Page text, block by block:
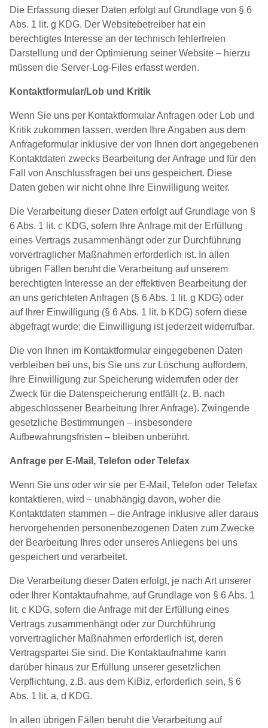
Die Erfassung dieser Daten erfolgt auf Grundlage von § 6
Abs. 1 lit. g KDG. Der Websitebetreiber hat ein
berechtigtes Interesse an der technisch fehlerfreien
Darstellung und der Optimierung seiner Website – hierzu
müssen die Server-Log-Files erfasst werden.
Kontaktformular/Lob und Kritik
Wenn Sie uns per Kontaktformular Anfragen oder Lob und
Kritik zukommen lassen, werden Ihre Angaben aus dem
Anfrageformular inklusive der von Ihnen dort angegebenen
Kontaktdaten zwecks Bearbeitung der Anfrage und für den
Fall von Anschlussfragen bei uns gespeichert. Diese
Daten geben wir nicht ohne Ihre Einwilligung weiter.
Die Verarbeitung dieser Daten erfolgt auf Grundlage von §
6 Abs. 1 lit. c KDG, sofern Ihre Anfrage mit der Erfüllung
eines Vertrags zusammenhängt oder zur Durchführung
vorvertraglicher Maßnahmen erforderlich ist. In allen
übrigen Fällen beruht die Verarbeitung auf unserem
berechtigten Interesse an der effektiven Bearbeitung der
an uns gerichteten Anfragen (§ 6 Abs. 1 lit. g KDG) oder
auf Ihrer Einwilligung (§ 6 Abs. 1 lit. b KDG) sofern diese
abgefragt wurde; die Einwilligung ist jederzeit widerrufbar.
Die von Ihnen im Kontaktformular eingegebenen Daten
verbleiben bei uns, bis Sie uns zur Löschung auffordern,
Ihre Einwilligung zur Speicherung widerrufen oder der
Zweck für die Datenspeicherung entfällt (z. B. nach
abgeschlossener Bearbeitung Ihrer Anfrage). Zwingende
gesetzliche Bestimmungen – insbesondere
Aufbewahrungsfristen – bleiben unberührt.
Anfrage per E-Mail, Telefon oder Telefax
Wenn Sie uns oder wir sie per E-Mail, Telefon oder Telefax
kontaktieren, wird – unabhängig davon, woher die
Kontaktdaten stammen – die Anfrage inklusive aller daraus
hervorgehenden personenbezogenen Daten zum Zwecke
der Bearbeitung Ihres oder unseres Anliegens bei uns
gespeichert und verarbeitet.
Die Verarbeitung dieser Daten erfolgt, je nach Art unserer
oder Ihrer Kontaktaufnahme, auf Grundlage von § 6 Abs. 1
lit. c KDG, sofern die Anfrage mit der Erfüllung eines
Vertrags zusammenhängt oder zur Durchführung
vorvertraglicher Maßnahmen erforderlich ist, deren
Vertragspartei Sie sind. Die Kontaktaufnahme kann
darüber hinaus zur Erfüllung unserer gesetzlichen
Verpflichtung, z.B. aus dem KiBiz, erforderlich sein, § 6
Abs. 1 lit. a, d KDG.
In allen übrigen Fällen beruht die Verarbeitung auf